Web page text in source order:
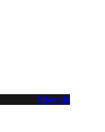
Liste de